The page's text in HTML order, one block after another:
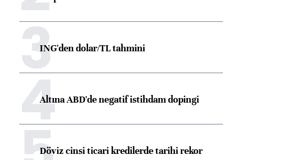
3ING'den dolar/TL tahmini
4Altına ABD'de negatif istihdam dopingi
Döviz cinsi ticari kredilerde tarihi rekor